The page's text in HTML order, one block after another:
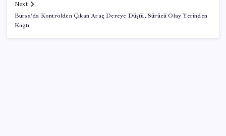
Next
Bursa’da Kontrolden Çıkan Araç Dereye Düştü, Sürücü Olay Yerinden
Kaçtı